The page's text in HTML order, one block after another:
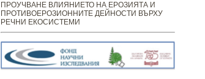
ПРОУЧВАНЕ ВЛИЯНИЕТО НА ЕРОЗИЯТА И
ПРОТИВОЕРОЗИОННИТЕ ДЕЙНОСТИ ВЪРХУ
РЕЧНИ ЕКОСИСТЕМИ